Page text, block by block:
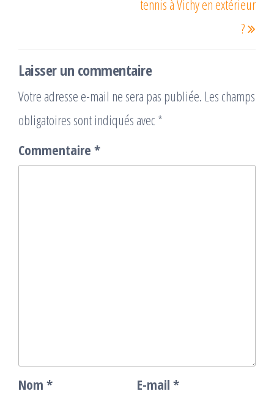
tennis à Vichy en extérieur
?
Laisser un commentaire
Votre adresse e-mail ne sera pas publiée. Les champs
obligatoires sont indiqués avec *
Commentaire *
Nom * E-mail *